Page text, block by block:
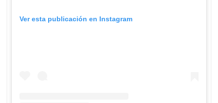
Ver esta publicación en Instagram